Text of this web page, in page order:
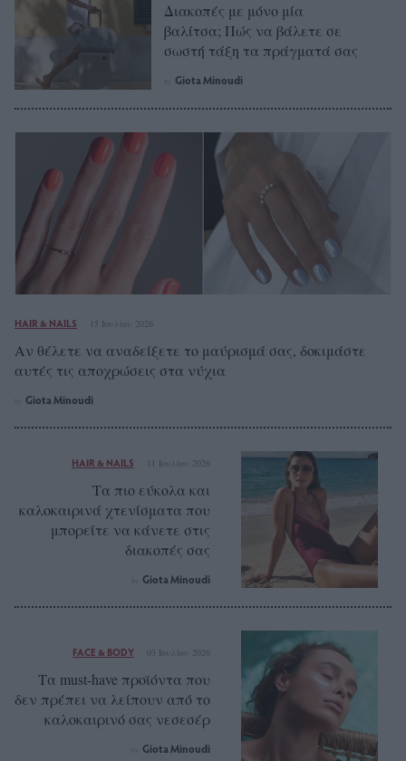
Διακοπές με μόνο μία
βαλίτσα; Πώς να βάλετε σε
σωστή τάξη τα πράγματά σας
Giota Minoudi
HAIR & NAILS 15 Ιουλίου 2026
Αν θέλετε να αναδείξετε το μαύρισμά σας, δοκιμάστε
αυτές τις αποχρώσεις στα νύχια
Giota Minoudi
HAIR & NAILS 11 Ιουλίου 2026
Tα πιο εύκολα και
καλοκαιρινά χτενίσματα που
μπορείτε να κάνετε στις
διακοπές σας
Giota Minoudi
FACE & BODY 03 Ιουλίου 2026
Τα must-have προϊόντα που
δεν πρέπει να λείπουν από το
καλοκαιρινό σας νεσεσέρ
Giota Minoudi